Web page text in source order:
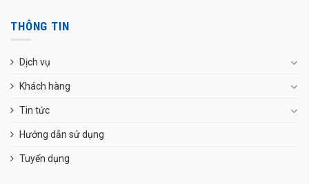
THÔNG TIN
Dịch vụ
Khách hàng
Tin tức
Hướng dẫn sử dụng
Tuyển dụng